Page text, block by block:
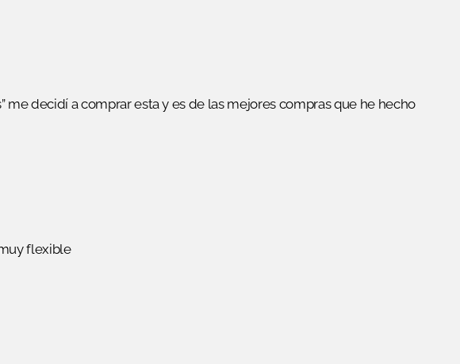
me decidí a comprar esta y es de las mejores compras que he hecho
flexible